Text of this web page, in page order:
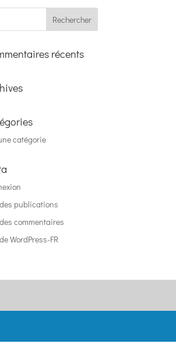
récents
catégorie
publications
commentaires
WordPress-FR